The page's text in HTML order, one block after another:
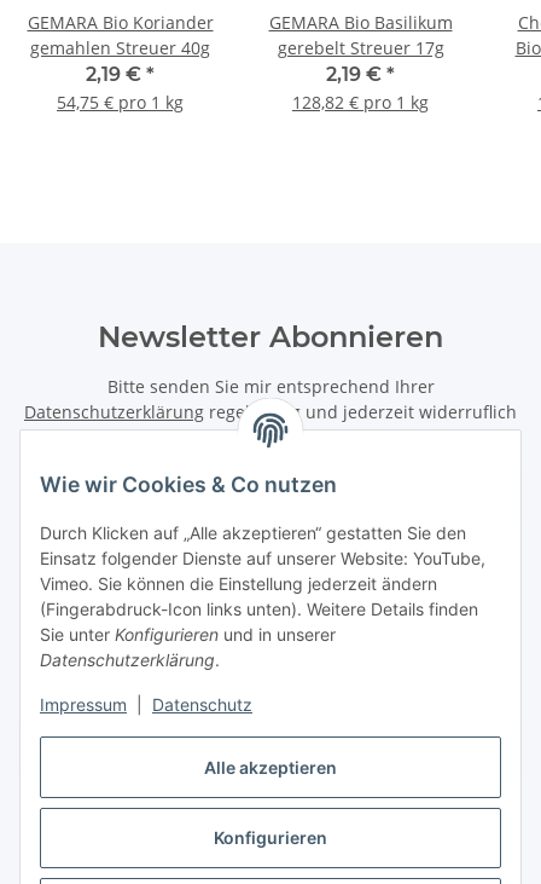
Alle akzeptieren
Konfigurieren
Wie wir Cookies & Co nutzen
Durch Klicken auf „Alle akzeptieren“ gestatten Sie den
Einsatz folgender Dienste auf unserer Website: YouTube,
Vimeo. Sie können die Einstellung jederzeit ändern
(Fingerabdruck-Icon links unten). Weitere Details finden
Sie unter Konfigurieren und in unserer
Datenschutzerklärung.
Impressum Datenschutz
GEMARA Bio Koriander
gemahlen Streuer 40g
2,19 € *
54,75 € pro 1 kg
GEMARA Bio Basilikum
gerebelt Streuer 17g
2,19 € *
128,82 € pro 1 kg
Newsletter Abonnieren
Bitte senden Sie mir entsprechend Ihrer
Datenschutzerklärung regelmäßig und jederzeit widerruflich
Informationen zu Ihrem Produktsortiment per E-Mail zu.
Newsletter Abonnieren
Informationen
Gesetzliche Informationen